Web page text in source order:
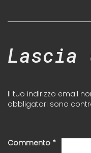
Lascia
Il tuo indirizzo email
obbligatori sono
Commento *